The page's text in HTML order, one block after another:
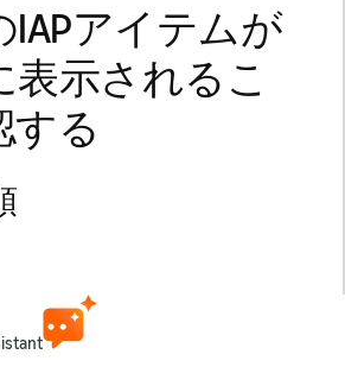
アイテムが
表示されるこ
する
に移動します。